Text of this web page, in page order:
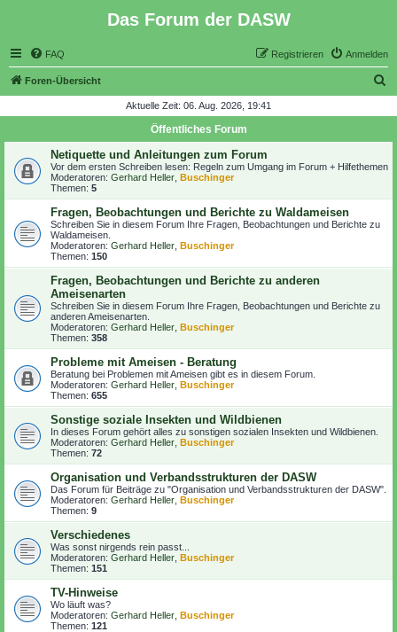
Das Forum der DASW
FAQ Anmelden
Registrieren
Foren-Übersicht
h
e
Aktuelle Zeit: 06. Aug. 2026, 19:41
Öffentliches Forum
Netiquette und Anleitungen zum Forum
Vor dem ersten Schreiben lesen: Regeln zum Umgang im Forum + Hilfethemen
Moderatoren: Gerhard Heller Buschinger
Themen: 5
Fragen, Beobachtungen und Berichte zu Waldameisen
Schreiben Sie in diesem Forum Ihre Fragen, Beobachtungen und Berichte zu
Waldameisen.
Moderatoren: Gerhard Heller Buschinger
Themen: 150
Fragen, Beobachtungen und Berichte zu anderen
Ameisenarten
Schreiben Sie in diesem Forum Ihre Fragen, Beobachtungen und Berichte zu
anderen Ameisenarten.
Moderatoren: Gerhard Heller Buschinger
Themen: 358
Probleme mit Ameisen - Beratung
Beratung bei Problemen mit Ameisen gibt es in diesem Forum.
Moderatoren: Gerhard Heller Buschinger
Themen: 655
Sonstige soziale Insekten und Wildbienen
In dieses Forum gehört alles zu sonstigen sozialen Insekten und Wildbienen.
Moderatoren: Gerhard Heller Buschinger
Themen: 72
Organisation und Verbandsstrukturen der DASW
Das Forum für Beiträge zu "Organisation und Verbandsstrukturen der DASW".
Moderatoren: Gerhard Heller Buschinger
Themen: 9
Verschiedenes
Was sonst nirgends rein passt...
Moderatoren: Gerhard Heller Buschinger
Themen: 151
TV-Hinweise
Wo läuft was?
Moderatoren: Gerhard Heller Buschinger
Themen: 121